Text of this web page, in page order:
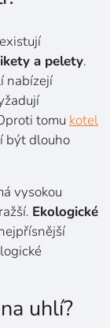
a pelety.
nabízejí
tomu kotel
být dlouho
vysokou
Ekologické
uhlí?